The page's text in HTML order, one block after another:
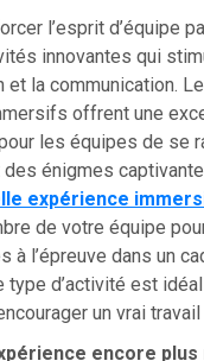
l’esprit d’équipe
innovantes qui
et la communication.
offrent une
les équipes de se
énigmes
expérience
de votre équipe
à l’épreuve dans un
type d’activité est
un vrai travail
encore